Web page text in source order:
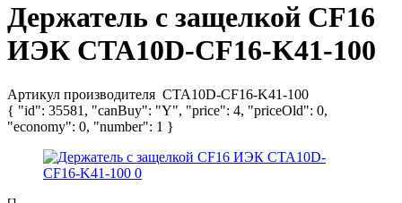
Держатель с защелкой CF16
ИЭК CTA10D-CF16-K41-100
Артикул производителя CTA10D-CF16-K41-100
{ "id": 35581, "canBuy": "Y", "price": 4, "priceOld": 0,
"economy": 0, "number": 1 }